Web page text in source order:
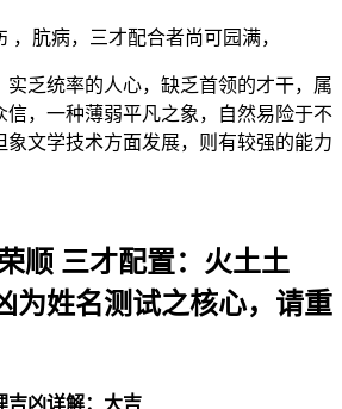
肮病，三才配合者尚可园满，
乏统率的人心，缺乏首领的才干，属
信，一种薄弱平凡之象，自然易险于不
象文学技术方面发展，则有较强的能力
顺 三才配置：火土土
为姓名测试之核心，请重
吉凶详解：大吉